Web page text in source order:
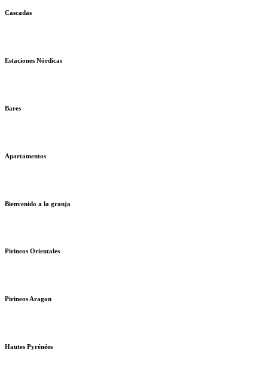
Cascadas
Estaciones Nórdicas
Bares
Apartamentos
Bienvenido a la granja
Pirineos Orientales
Pirineos Aragon
Hautes Pyrénées